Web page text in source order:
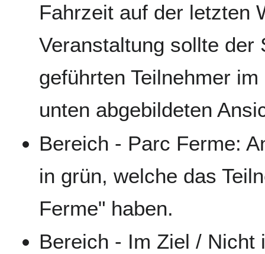
Fahrzeit auf der letzten
Veranstaltung sollte der
geführten Teilnehmer
unten abgebildeten
Bereich - Parc Ferme:
in grün, welche das
Ferme" haben.
Bereich - Im Ziel / Nicht